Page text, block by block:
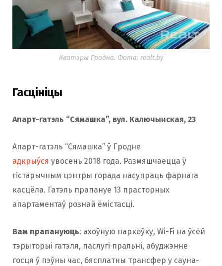
Кватэры Гродна. Фота: realt.by
Гасцініцы
Апарт-гатэль “Сямашка”, вул. Калючынская, 23
Апарт-гатэль “Сямашка” ў Гродне
адкрыўся увосень 2018 года. Размяшчаецца ў
гістарычным цэнтры горада насупраць фарнага
касцёла. Гатэль прапануе 13 прасторных
апартаментаў рознай ёмістасці.
Вам прапануюць: ахоўную паркоўку, Wi-Fi на ўсёй
тэрыторыі гатэля, паслугі пральні, абуджэнне
госця ў пэўны час, бясплатны трансфер у сауна-